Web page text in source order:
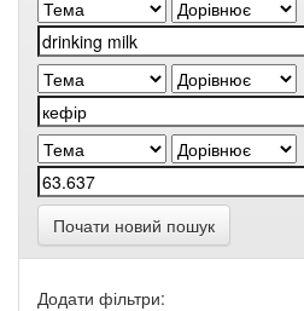
Почати новий пошук
Додати фільтри: